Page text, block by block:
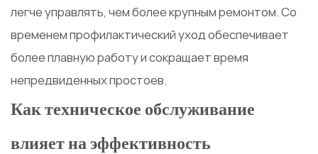
легче управлять, чем более крупным ремонтом. Со
временем профилактический уход обеспечивает
более плавную работу и сокращает время
непредвиденных простоев.
Как техническое обслуживание
влияет на эффективность